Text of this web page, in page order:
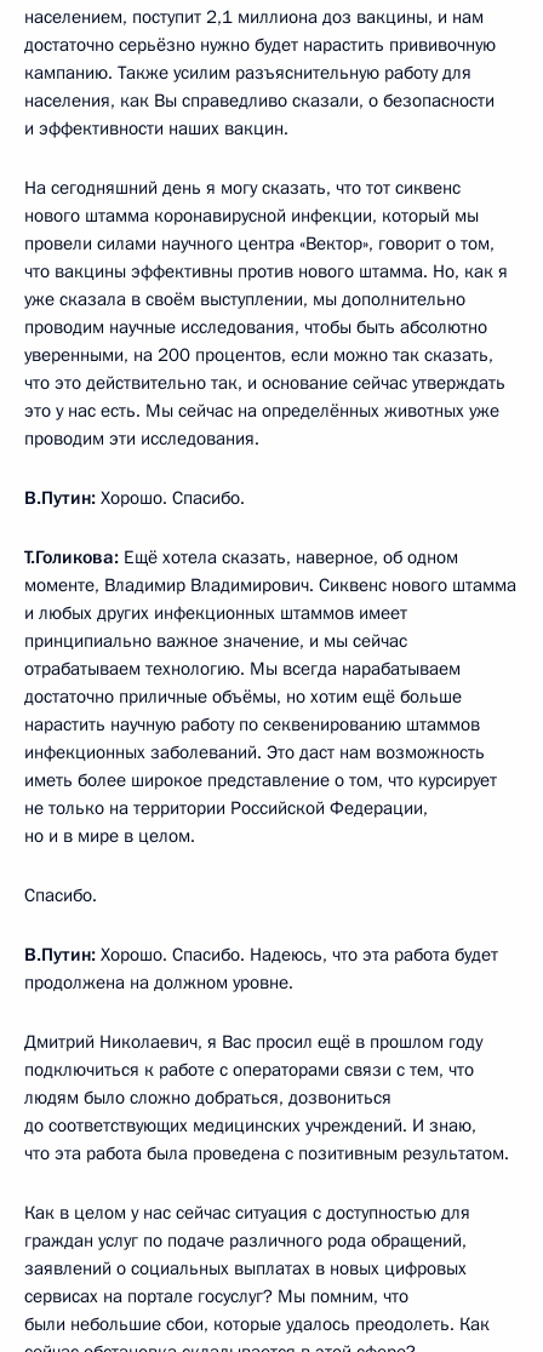
населением, поступит 2,1 миллиона доз вакцины, и нам
достаточно серьёзно нужно будет нарастить прививочную
кампанию. Также усилим разъяснительную работу для
населения, как Вы справедливо сказали, о безопасности
и эффективности наших вакцин.
На сегодняшний день я могу сказать, что тот сиквенс
нового штамма коронавирусной инфекции, который мы
провели силами научного центра «Вектор», говорит о том,
что вакцины эффективны против нового штамма. Но, как я
уже сказала в своём выступлении, мы дополнительно
проводим научные исследования, чтобы быть абсолютно
уверенными, на 200 процентов, если можно так сказать,
что это действительно так, и основание сейчас утверждать
это у нас есть. Мы сейчас на определённых животных уже
проводим эти исследования.
В.Путин: Хорошо. Спасибо.
Т.Голикова: Ещё хотела сказать, наверное, об одном
моменте, Владимир Владимирович. Сиквенс нового штамма
и любых других инфекционных штаммов имеет
принципиально важное значение, и мы сейчас
отрабатываем технологию. Мы всегда нарабатываем
достаточно приличные объёмы, но хотим ещё больше
нарастить научную работу по секвенированию штаммов
инфекционных заболеваний. Это даст нам возможность
иметь более широкое представление о том, что курсирует
не только на территории Российской Федерации,
но и в мире в целом.
Спасибо.
В.Путин: Хорошо. Спасибо. Надеюсь, что эта работа будет
продолжена на должном уровне.
Дмитрий Николаевич, я Вас просил ещё в прошлом году
подключиться к работе с операторами связи с тем, что
людям было сложно добраться, дозвониться
до соответствующих медицинских учреждений. И знаю,
что эта работа была проведена с позитивным результатом.
Как в целом у нас сейчас ситуация с доступностью для
граждан услуг по подаче различного рода обращений,
заявлений о социальных выплатах в новых цифровых
сервисах на портале госуслуг? Мы помним, что
были небольшие сбои, которые удалось преодолеть. Как